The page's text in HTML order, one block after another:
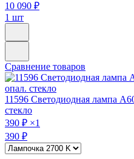
10 090 ₽
1 шт
Сравнение товаров
11596 Светодиодная лампа
стекло
390 ₽ ×1
390 ₽